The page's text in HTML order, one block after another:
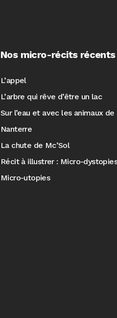
Nos micro-récits récents
L’appel
L’arbre qui rêve d’être un lac
Sur l’eau et avec les animaux de
Nanterre
La chute de Mc’Sol
Récit à illustrer : Micro-
Micro-utopies